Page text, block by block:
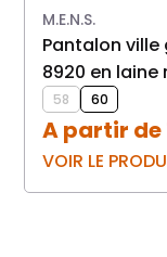
M.E.N.S.
Pantalon ville grande taille M.E.N.S. Madrid-U
8920 en laine
58 60
A partir de
VOIR LE